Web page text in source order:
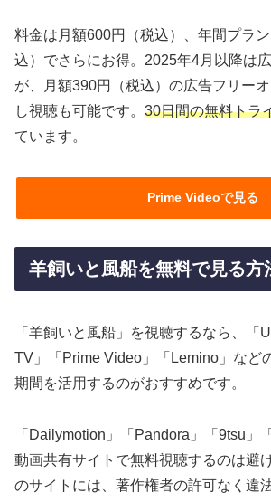
料金は月額600円（税込）、年間プラ
込）でさらにお得。2025年4月以降は
が、月額390円（税込）の広告フリー
し視聴も可能です。 30日間の無料トラ
ています。
Prime Videoで見る
羊飼いと風船を無料で見る方
「羊飼いと風船」を視聴するなら、「
TV」「Prime Video」「Lemino」など
期間を活用するのがおすすめです。
「Dailymotion」「Pandora」「9tsu」
動画共有サイトで無料視聴するのは避
のサイトには、著作権者の許可なく違